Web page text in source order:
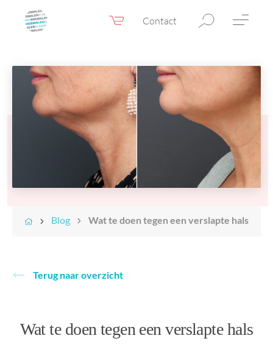
Contact
Webshop NL
Fillers & Botox
Huidtherapie
Ooglidcorrectie
Confidence Booster®
Over ons
Blog Wat te doen tegen een verslapte hals
Terug naar overzicht
Wat te doen tegen een verslapte hals